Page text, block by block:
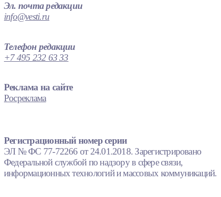
Эл. почта редакции
info@vesti.ru
Телефон редакции
+7 495 232 63 33
Реклама на сайте
Росреклама
Регистрационный номер серии
ЭЛ № ФС 77-72266 от 24.01.2018. Зарегистрировано
Федеральной службой по надзору в сфере связи,
информационных технологий и массовых коммуникаций.